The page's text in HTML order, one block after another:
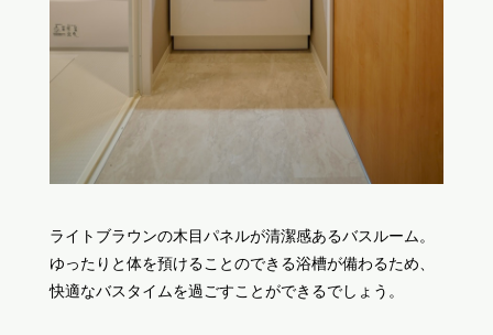
ライトブラウンの木目パネルが清潔感あるバスルーム。
ゆったりと体を預けることのできる浴槽が備わるため、
快適なバスタイムを過ごすことができるでしょう。